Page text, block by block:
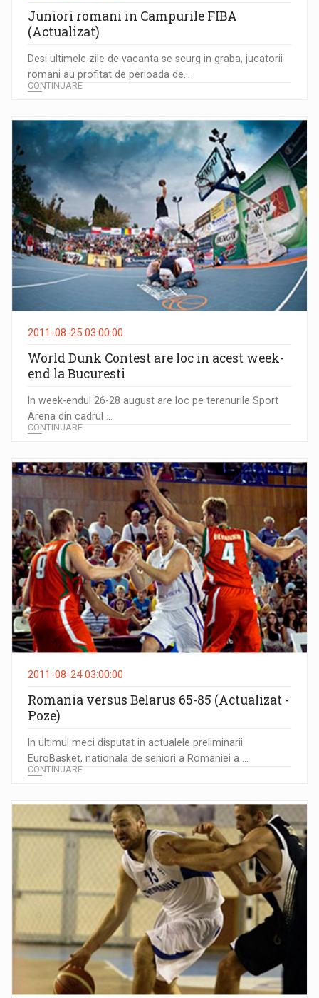
Juniori romani in Campurile FIBA
(Actualizat)
Desi ultimele zile de vacanta se scurg in graba, jucatorii
romani au profitat de perioada de...
CONTINUARE
2011-08-25 03:00:00
World Dunk Contest are loc in acest week-
end la Bucuresti
In week-endul 26-28 august are loc pe terenurile Sport
Arena din cadrul ...
CONTINUARE
2011-08-24 03:00:00
Romania versus Belarus 65-85 (Actualizat -
Poze)
In ultimul meci disputat in actualele preliminarii
EuroBasket, nationala de seniori a Romaniei a ...
CONTINUARE